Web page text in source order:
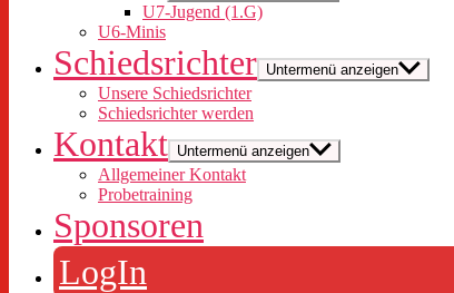
U7-Jugend (1.G)
U6-Minis
Schiedsrichter Untermenü anzeigen
Unsere Schiedsrichter
Schiedsrichter werden
Kontakt Untermenü anzeigen
Allgemeiner Kontakt
Probetraining
Sponsoren
LogIn